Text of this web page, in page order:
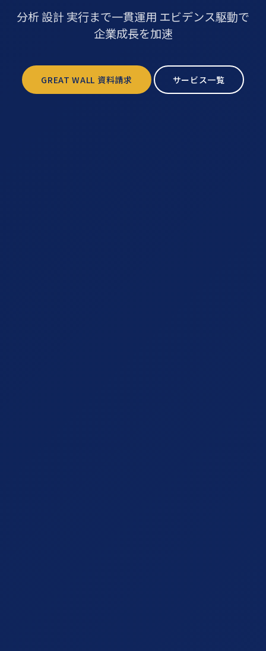
分析 設計 実行まで一貫運用 エビデンス駆動で
企業成長を加速
GREAT WALL 資料請求 サービス一覧